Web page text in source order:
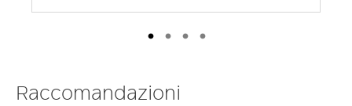
Raccomandazioni